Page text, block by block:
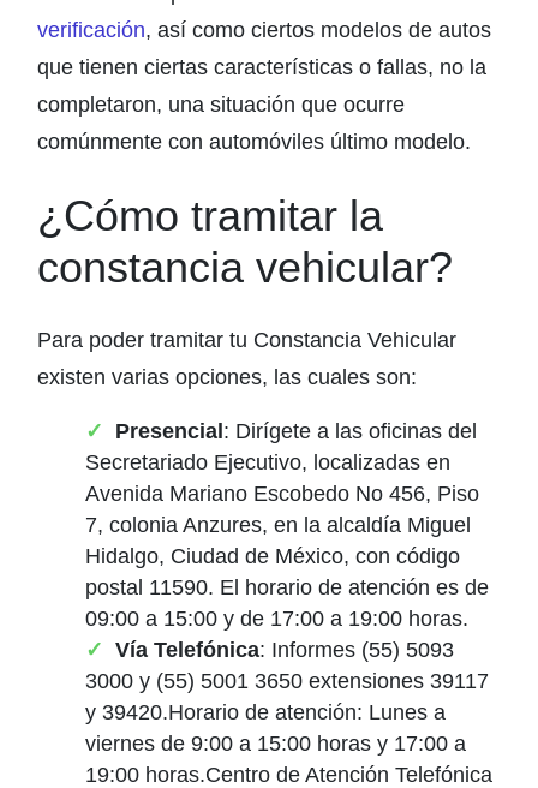
verificación, así como ciertos modelos de autos
que tienen ciertas características o fallas, no la
completaron, una situación que ocurre
comúnmente con automóviles último modelo.
¿Cómo tramitar la
constancia vehicular?
Para poder tramitar tu Constancia Vehicular
existen varias opciones, las cuales son:
Presencial: Dirígete a las oficinas del
Secretariado Ejecutivo, localizadas en
Avenida Mariano Escobedo No 456, Piso
7, colonia Anzures, en la alcaldía Miguel
Hidalgo, Ciudad de México, con código
postal 11590. El horario de atención es de
09:00 a 15:00 y de 17:00 a 19:00 horas.
Vía Telefónica: Informes (55) 5093
3000 y (55) 5001 3650 extensiones 39117
y 39420.Horario de atención: Lunes a
viernes de 9:00 a 15:00 horas y 17:00 a
19:00 horas.Centro de Atención Telefónica